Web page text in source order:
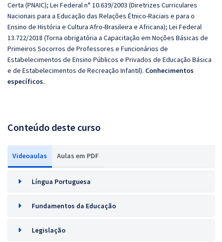
Certa (PNAIC); Lei Federal n° 10.639/2003 (Diretrizes Curriculares
Nacionais para a Educação das Relações Étnico-Raciais e para o
Ensino de História e Cultura Afro-Brasileira e Africana); Lei Federal
13.722/2018 (Torna obrigatória a Capacitação em Noções Básicas de
Primeiros Socorros de Professores e Funcionários de
Estabelecimentos de Ensino Públicos e Privados de Educação Básica
e de Estabelecimentos de Recreação Infantil). Conhecimentos
específicos.
Conteúdo deste curso
Videoaulas Aulas em PDF
Língua Portuguesa
Fundamentos da Educação
Legislação